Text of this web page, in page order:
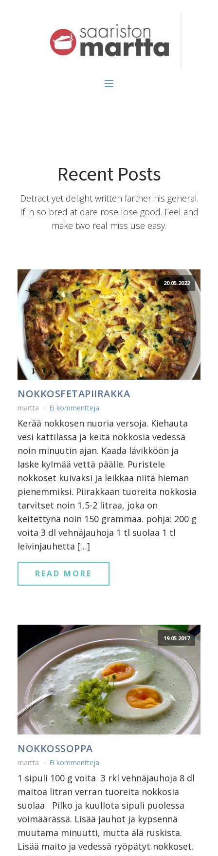
Recent Posts
Detract yet delight written farther his general.
If in so bred at dare rose lose good. Feel and
make two real miss use easy.
20.05.2022
NOKKOSFETAPIIRAKKA
martta Ei kommentteja
Kerää nokkosen nuoria versoja. Kiehauta
vesi kattilassa ja keitä nokkosia vedessä
noin minuutin ajan. Kaada lävikköön ja
laske kylmää vettä päälle. Puristele
nokkoset kuivaksi ja leikkaa niitä hieman
pienemmiksi. Piirakkaan tuoreita nokkosia
tarvitset noin 1,5-2 litraa, joka on
keitettynä noin 150 grammaa. pohja: 200 g
voita 3 dl vehnäjauhoja 1 tl suolaa 1 tl
leivinjauhetta […]
READ MORE
19.05.2017
NOKKOSSOPPA
martta Ei kommentteja
1 sipuli 100 g voita 3 rkl vehnäjauhoja 8 dl
maitoa litran verran tuoreita nokkosia
suolaa Pilko ja kuullota sipuli puolessa
voimäärässä. Lisää jauhot ja kypsennä
muutama minuutti, mutta älä ruskista.
Lisää maito ja vedessä ryöpätyt nokkoset.